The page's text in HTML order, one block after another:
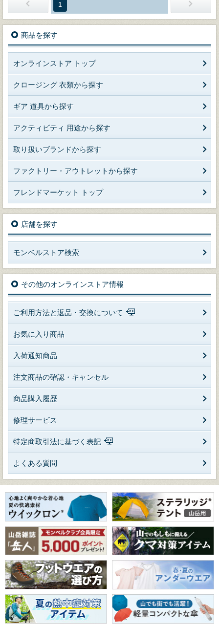
1
商品を探す
オンラインストア トップ
クロージング 衣類から探す
ギア 道具から探す
アクティビティ 用途から探す
取り扱いブランドから探す
ファクトリー・アウトレットから探す
フレンドマーケット トップ
店舗を探す
モンベルストア検索
その他のオンラインストア情報
ご利用方法と返品・交換について
お気に入り商品
入荷通知商品
注文商品の確認・キャンセル
商品購入履歴
修理サービス
特定商取引法に基づく表記
よくある質問